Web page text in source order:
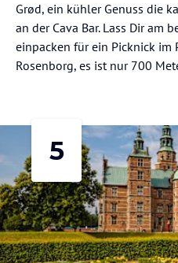
Grød, ein kühler Genuss die
an der Cava Bar. Lass Dir am
einpacken für ein Picknick im
Rosenborg, es ist nur 700
5